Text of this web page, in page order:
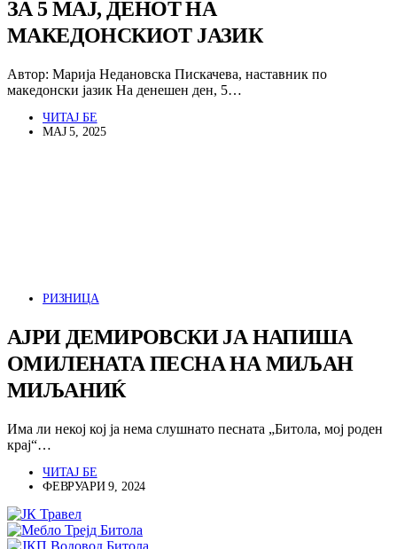
ЗА 5 МАЈ, ДЕНОТ НА
МАКЕДОНСКИОТ ЈАЗИК
Автор: Марија Недановска Пискачева, наставник по
македонски јазик На денешен ден, 5…
ЧИТАЈ БЕ
МАЈ 5, 2025
РИЗНИЦА
АЈРИ ДЕМИРОВСКИ ЈА НАПИША
ОМИЛЕНАТА ПЕСНА НА МИЉАН
МИЉАНИЌ
Има ли некој кој ја нема слушнато песната „Битола, мој роден
крај“…
ЧИТАЈ БЕ
ФЕВРУАРИ 9, 2024